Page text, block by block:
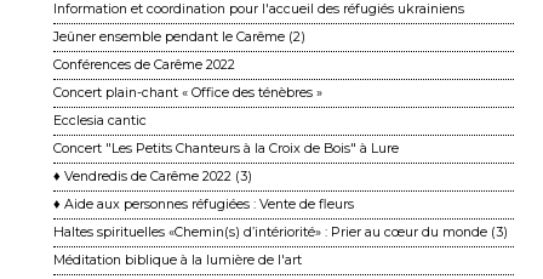
Information et coordination pour l'accueil des réfugiés ukrainiens
Jeûner ensemble pendant le Carême (2)
Conférences de Carême 2022
Concert plain-chant « Office des ténèbres »
Ecclesia cantic
Concert "Les Petits Chanteurs à la Croix de Bois" à Lure
♦ Vendredis de Carême 2022 (3)
♦ Aide aux personnes réfugiées : Vente de fleurs
Haltes spirituelles «Chemin(s) d’intériorité» : Prier au cœur du monde (3)
Méditation biblique à la lumière de l'art